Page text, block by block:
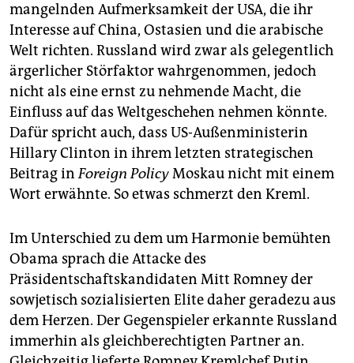
mangelnden Aufmerksamkeit der USA, die ihr
Interesse auf China, Ostasien und die arabische
Welt richten. Russland wird zwar als gelegentlich
ärgerlicher Störfaktor wahrgenommen, jedoch
nicht als eine ernst zu nehmende Macht, die
Einfluss auf das Weltgeschehen nehmen könnte.
Dafür spricht auch, dass US-Außenministerin
Hillary Clinton in ihrem letzten strategischen
Beitrag inForeign PolicyMoskau nicht mit einem
Wort erwähnte. So etwas schmerzt den Kreml.
Im Unterschied zu dem um Harmonie bemühten
Obama sprach die Attacke des
Präsidentschaftskandidaten Mitt Romney der
sowjetisch sozialisierten Elite daher geradezu aus
dem Herzen. Der Gegenspieler erkannte Russland
immerhin als gleichberechtigten Partner an.